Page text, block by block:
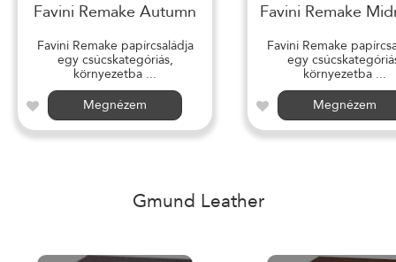
Favini Remake Autumn
Favini Remake papírcsaládja
egy csúcskategóriás,
környezetba ...
Megnézem
Favini Remake
Favini Remake
egy
környezetba ...
Megnézem
Gmund Leather